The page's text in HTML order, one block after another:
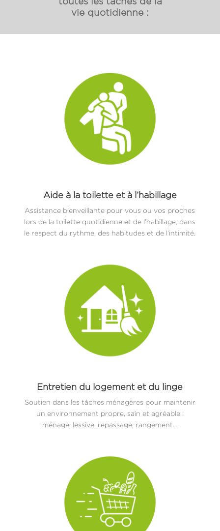
vie quotidienne :
Aide à la toilette et à l’habillage
Assistance bienveillante pour vous ou vos proches
lors de la toilette quotidienne et de l’habillage, dans
le respect du rythme, des habitudes et de l’intimité.
Entretien du logement et du linge
Soutien dans les tâches ménagères pour maintenir
un environnement propre, sain et agréable :
ménage, lessive, repassage, rangement…